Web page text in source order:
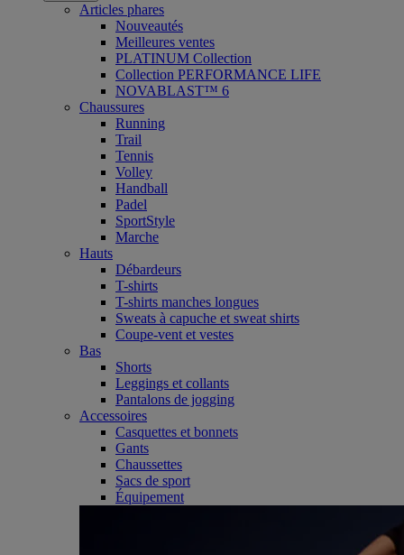
Articles phares
Nouveautés
Meilleures ventes
PLATINUM Collection
Collection PERFORMANCE LIFE
NOVABLAST™ 6
Chaussures
Running
Trail
Tennis
Volley
Handball
Padel
SportStyle
Marche
Hauts
Débardeurs
T-shirts
T-shirts manches longues
Sweats à capuche et sweat shirts
Coupe-vent et vestes
Bas
Shorts
Leggings et collants
Pantalons de jogging
Accessoires
Casquettes et bonnets
Gants
Chaussettes
Sacs de sport
Équipement